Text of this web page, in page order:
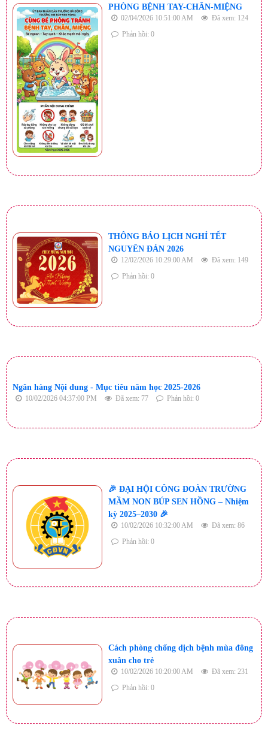
PHÒNG BỆNH TAY-CHÂN-MIỆNG
02/04/2026 10:51:00 AM
Đã xem: 124
Phản hồi: 0
THÔNG BÁO LỊCH NGHỈ TẾT
NGUYÊN ĐÁN 2026
12/02/2026 10:29:00 AM
Đã xem: 149
Phản hồi: 0
Ngân hàng Nội dung - Mục tiêu năm học 2025-2026
10/02/2026 04:37:00 PM Đã xem: 77 Phản hồi: 0
🎉 ĐẠI HỘI CÔNG ĐOÀN TRƯỜNG
MẦM NON BÚP SEN HỒNG – Nhiệm
kỳ 2025–2030 🎉
10/02/2026 10:32:00 AM
Đã xem: 86
Phản hồi: 0
Cách phòng chống dịch bệnh mùa đông
xuân cho trẻ
10/02/2026 10:20:00 AM
Đã xem: 231
Phản hồi: 0